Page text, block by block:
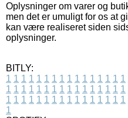
Oplysninger om varer og
men det er umuligt for os at
kan være realiseret siden
oplysninger.
BITLY:
1 1 1 1 1 1 1 1 1 1 1 1 1 1 1 1
1 1 1 1 1 1 1 1 1 1 1 1 1 1 1 1
1 1 1 1 1 1 1 1 1 1 1 1 1 1 1 1
1